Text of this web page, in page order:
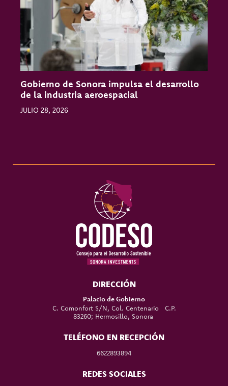
Gobierno de Sonora impulsa el desarrollo
de la industria aeroespacial
JULIO 28, 2026
DIRECCIÓN
Palacio de Gobierno
C. Comonfort S/N, Col. Centenario C.P.
83260; Hermosillo, Sonora
TELÉFONO EN RECEPCIÓN
6622893894
REDES SOCIALES